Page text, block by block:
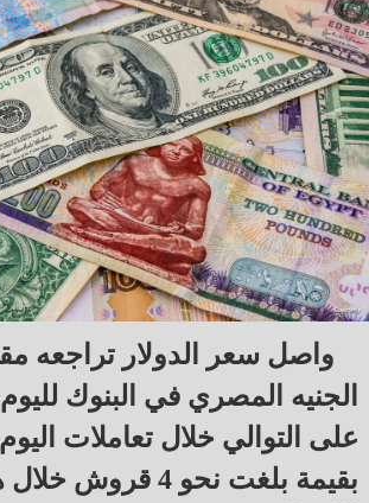
واصل سعر الدولار تراجعه
الجنيه المصري في البنوك
على التوالي خلال تعاملات اليوم
بقيمة بلغت نحو 4 قروش